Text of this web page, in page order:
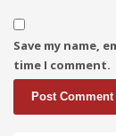
Save my name,
time I comment.